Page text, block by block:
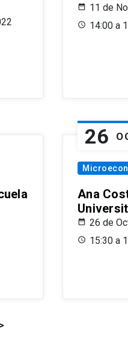
11 de
14:00 a
26
Ana
26 de
15:30 a